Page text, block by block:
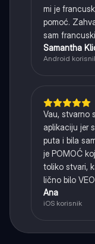
mi je
pomoć.
sam
Samantha
Android
Vau, stvarno
aplikaciju jer
puta i bila
je POMOĆ
toliko stvari,
lično bilo
Ana
iOS korisnik